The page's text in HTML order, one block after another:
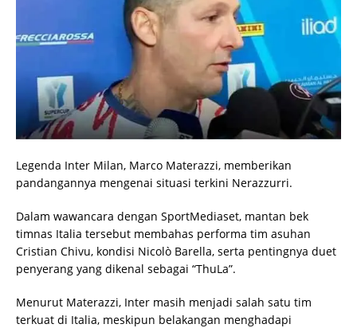
Legenda Inter Milan, Marco Materazzi, memberikan
pandangannya mengenai situasi terkini Nerazzurri.
Dalam wawancara dengan SportMediaset, mantan bek
timnas Italia tersebut membahas performa tim asuhan
Cristian Chivu, kondisi Nicolò Barella, serta pentingnya duet
penyerang yang dikenal sebagai “ThuLa”.
Menurut Materazzi, Inter masih menjadi salah satu tim
terkuat di Italia, meskipun belakangan menghadapi